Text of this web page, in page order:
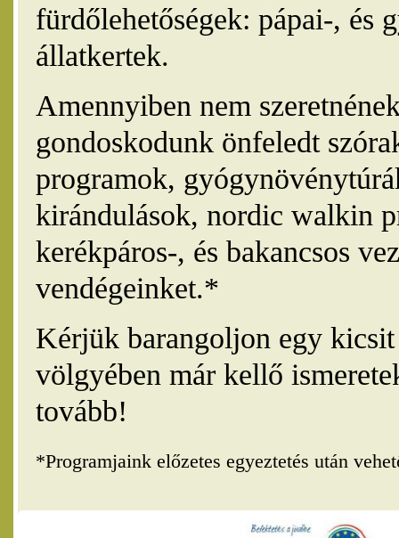
fürdőlehetőségek: pápai-, és
állatkertek.
Amennyiben nem
gondoskodunk önfeledt
programok,
kirándulások, nordic walkin
kerékpáros-, és bakancsos
vendégeinket.*
Kérjük barangoljon egy
völgyében már kellő
tovább!
*Programjaink előzetes egyeztetés után